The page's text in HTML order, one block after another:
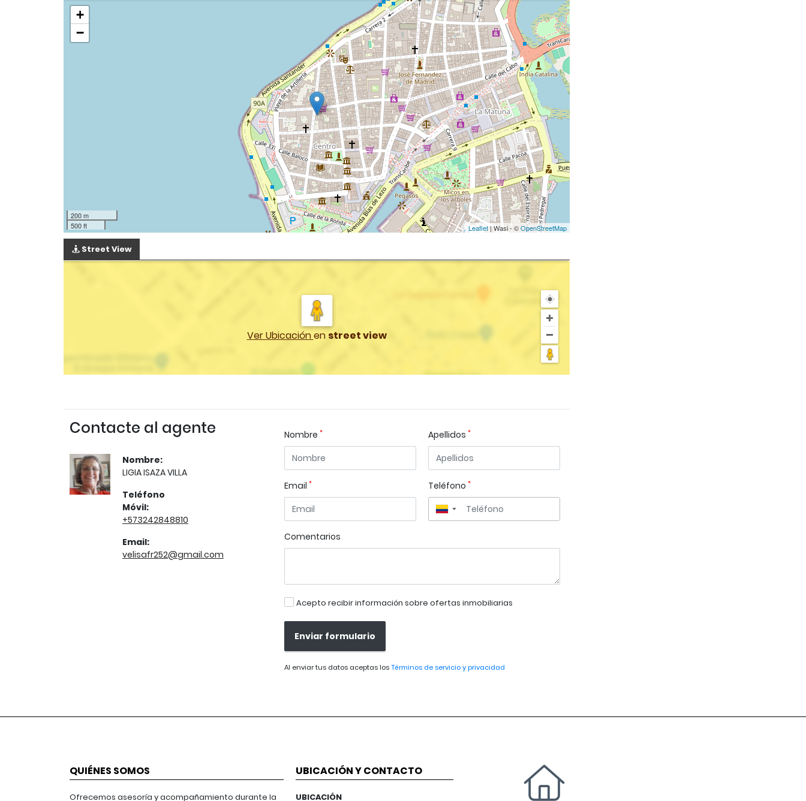
+
−
200 m
500 ft
Leaflet| Wasi - ©OpenStreetMap
Street View
Ver Ubicaciónen street view
Contacte al agente
Nombre:
LIGIA ISAZA VILLA
Teléfono
Móvil:
+573242848810
Email:
velisafr252@gmail.com
Nombre * Apellidos *
Email * Teléfono *
▼
Comentarios
Acepto recibir información sobre ofertas inmobiliarias
Enviar formulario
Al enviar tus datos aceptas losTérminos de servicio y privacidad
QUIÉNES SOMOS
Ofrecemos asesoría y acompañamiento durante la
UBICACIÓN Y CONTACTO
UBICACIÓN